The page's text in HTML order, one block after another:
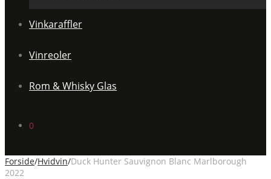
Vinkaraffler
Vinreoler
Rom & Whisky Glas
0
Forside/Hvidvin/Duck Hunter Sauvignon Blanc Marlborough
2022